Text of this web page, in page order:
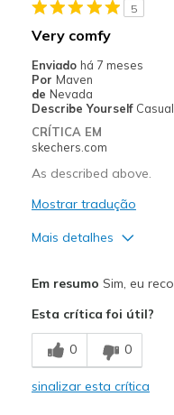
Casual Wear
Width
Sizing
View On Shoes
5
Very comfy
Enviado há 7 meses
Por Maven
de Nevada
Describe Yourself Casual
CRÍTICA EM
skechers.com
As described above.
Mostrar tradução
Mais detalhes
Comfortable
Stylish
Em resumo Sim, eu
Esta crítica foi útil?
0 0
sinalizar esta crítica